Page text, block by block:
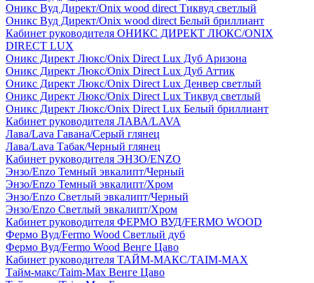
Оникс Вуд Директ/Onix wood direct Тиквуд светлый
Оникс Вуд Директ/Onix wood direct Белый бриллиант
Кабинет руководителя ОНИКС ДИРЕКТ ЛЮКС/ONIX
DIRECT LUX
Оникс Директ Люкс/Onix Direct Lux Дуб Аризона
Оникс Директ Люкс/Onix Direct Lux Дуб Аттик
Оникс Директ Люкс/Onix Direct Lux Денвер светлый
Оникс Директ Люкс/Onix Direct Lux Тиквуд светлый
Оникс Директ Люкс/Onix Direct Lux Белый бриллиант
Кабинет руководителя ЛАВА/LAVA
Лава/Lava Гавана/Серый глянец
Лава/Lava Табак/Черный глянец
Кабинет руководителя ЭНЗО/ENZO
Энзо/Enzo Темный эвкалипт/Черный
Энзо/Enzo Темный эвкалипт/Хром
Энзо/Enzo Светлый эвкалипт/Черный
Энзо/Enzo Светлый эвкалипт/Хром
Кабинет руководителя ФЕРМО ВУД/FERMO WOOD
Фермо Вуд/Fermo Wood Светлый дуб
Фермо Вуд/Fermo Wood Венге Цаво
Кабинет руководителя ТАЙМ-МАКС/TAIM-MAX
Тайм-макс/Taim-Max Венге Цаво